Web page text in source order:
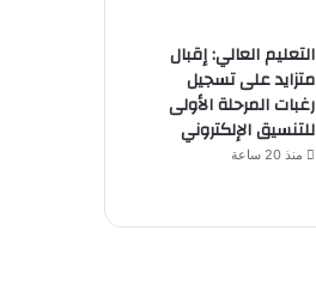
التعليم العالي: إقبال
متزايد على تسجيل
رغبات المرحلة الأولى
للتنسيق الإلكتروني
منذ 20 ساعة